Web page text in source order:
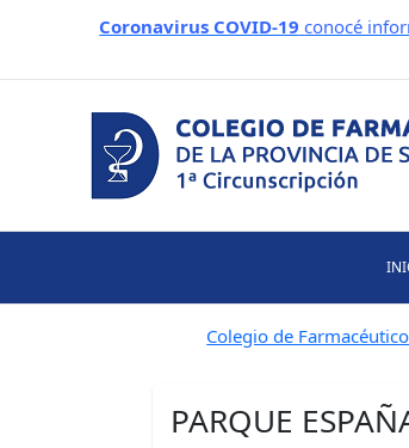
Coronavirus COVID-19 conocé
Colegio de
PARQUE